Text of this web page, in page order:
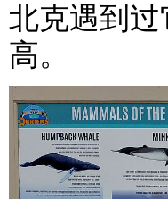
北克遇到
高。